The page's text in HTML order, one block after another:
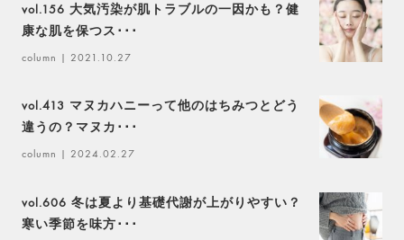
vol.156 大気汚染が肌トラブルの一因かも？健
康な肌を保つス･･･
column | 2021.10.27
vol.413 マヌカハニーって他のはちみつとどう
違うの？マヌカ･･･
column | 2024.02.27
vol.606 冬は夏より基礎代謝が上がりやすい？
寒い季節を味方･･･